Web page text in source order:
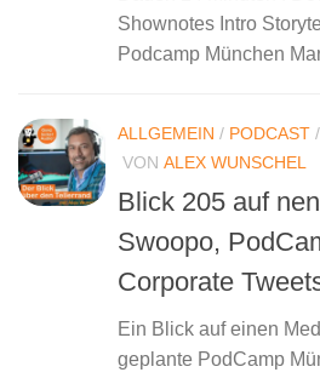
Shownotes Intro
Podcamp München
ALLGEMEIN / PODCAST /
VON ALEX WUNSCHEL
Blick 205 auf
Swoopo,
Corporate
Ein Blick auf einen
geplante PodCamp